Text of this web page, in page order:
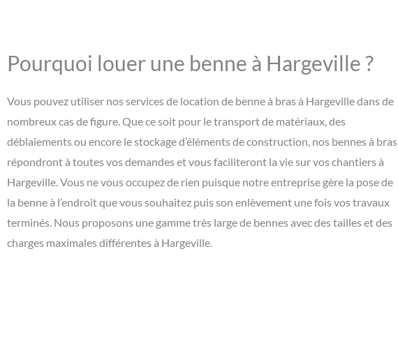
Pourquoi louer une benne à Hargeville ?
Vous pouvez utiliser nos services de location de benne à bras à Hargeville dans de
nombreux cas de figure. Que ce soit pour le transport de matériaux, des
déblaiements ou encore le stockage d’éléments de construction, nos bennes à bras
répondront à toutes vos demandes et vous faciliteront la vie sur vos chantiers à
Hargeville. Vous ne vous occupez de rien puisque notre entreprise gère la pose de
la benne à l’endroit que vous souhaitez puis son enlèvement une fois vos travaux
terminés. Nous proposons une gamme très large de bennes avec des tailles et des
charges maximales différentes à Hargeville.